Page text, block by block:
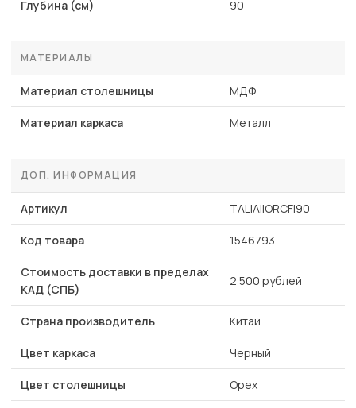
Глубина (см) 90
МАТЕРИАЛЫ
Материал столешницы МДФ
Материал каркаса Металл
ДОП. ИНФОРМАЦИЯ
Артикул TALIAIIORCFI90
Код товара 1546793
Стоимость доставки в пределах
КАД (СПБ)
2 500 рублей
Страна производитель Китай
Цвет каркаса Черный
Цвет столешницы Орех